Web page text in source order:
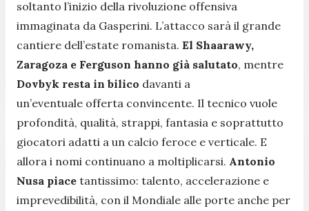
soltanto l’inizio della rivoluzione offensiva
immaginata da Gasperini. L’attacco sarà il grande
cantiere dell’estate romanista. El Shaarawy,
Zaragoza e Ferguson hanno già salutato, mentre
Dovbyk resta in bilico davanti a
un’eventuale offerta convincente. Il tecnico vuole
profondità, qualità, strappi, fantasia e soprattutto
giocatori adatti a un calcio feroce e verticale. E
allora i nomi continuano a moltiplicarsi. Antonio
Nusa piace tantissimo: talento, accelerazione e
imprevedibilità, con il Mondiale alle porte anche per